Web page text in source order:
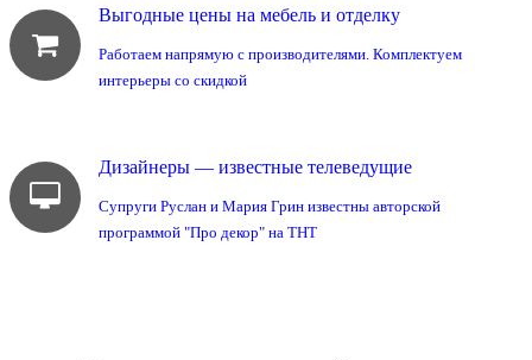
Выгодные цены на мебель и отделку
Работаем напрямую с производителями. Комплектуем
интерьеры со скидкой
Дизайнеры — известные телеведущие
Супруги Руслан и Мария Грин известны авторской
программой "Про декор" на ТНТ